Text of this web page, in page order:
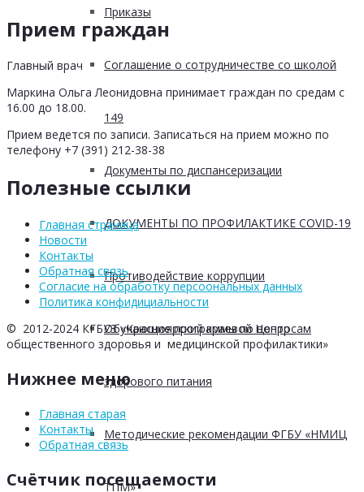
Приказы
Соглашение о сотрудничестве со школой
149
Документы по диспансеризации
ДОКУМЕНТЫ ПО ПРОФИЛАКТИКЕ COVID-19
Противодействие коррупции
Обучающие программы по вопросам
здорового питания
Методические рекомендации ФГБУ «НМИЦ
ТПМ»
Прием граждан
Главный врач
Маркина Ольга Леонидовна принимает граждан по средам с
16.00 до 18.00.
Прием ведется по записи. Записаться на прием можно по
телефону +7 (391) 212-38-38
Полезные ссылки
Главная страница
Новости
Контакты
Обратная связь
Согласие на обработку персоональных данных
Политика конфидициальности
© 2012-2024 КГБУЗ «Красноярский краевой Центр
общественного здоровья и медицинской профилактики»
Нижнее меню
Главная старая
Контакты
Обратная связь
Счётчик посещаемости